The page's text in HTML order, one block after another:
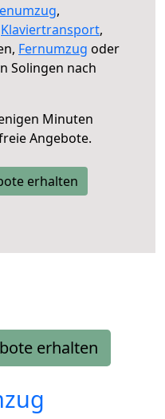
,
Klaviertransport,
Fernumzug oder
Solingen nach
Minuten
Angebote.
erhalten
erhalten